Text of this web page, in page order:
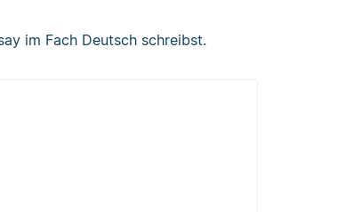
im Fach Deutsch schreibst.